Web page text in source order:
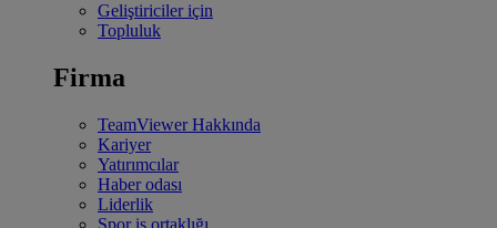
Geliştiriciler için
Topluluk
Firma
TeamViewer Hakkında
Kariyer
Yatırımcılar
Haber odası
Liderlik